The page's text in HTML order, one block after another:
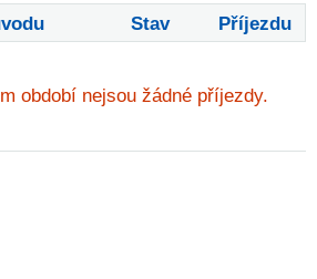
Stav Příjezdu
období nejsou žádné příjezdy.